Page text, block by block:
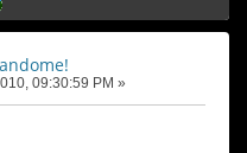
09:30:59 PM »